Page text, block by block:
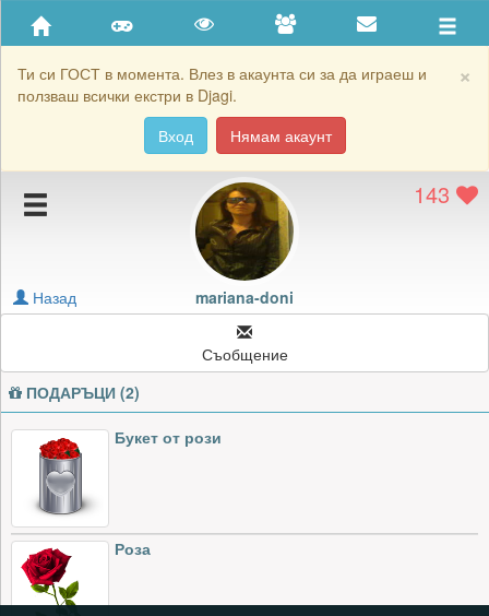
×
Ти си ГОСТ в момента. Влез в акаунта си за да играеш и
ползваш всички екстри в Djagi.
Вход
Нямам акаунт
Приятели
Хронология на игри
Подаръците на mariana-doni
Картичките на mariana-doni
Блокирай mariana-doni
143
mariana-doni
Назад
Съобщение
ПОДАРЪЦИ (2)
Букет от рози
Роза